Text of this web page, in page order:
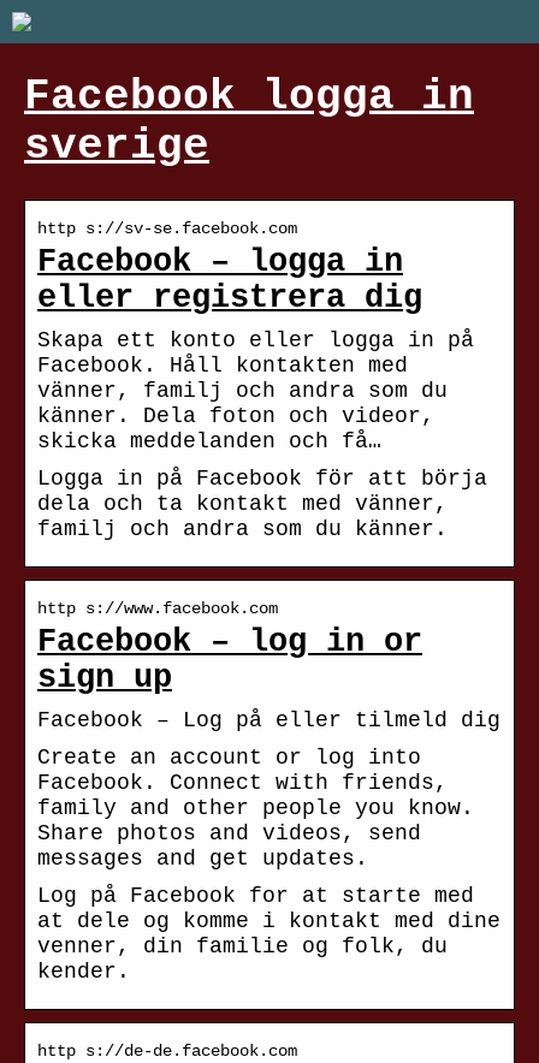
Facebook logga in
sverige
http s://sv-se.facebook.com
Facebook – logga in
eller registrera dig
Skapa ett konto eller logga in på
Facebook. Håll kontakten med
vänner, familj och andra som du
känner. Dela foton och videor,
skicka meddelanden och få…
Logga in på Facebook för att börja
dela och ta kontakt med vänner,
familj och andra som du känner.
http s://www.facebook.com
Facebook – log in or
sign up
Facebook – Log på eller tilmeld dig
Create an account or log into
Facebook. Connect with friends,
family and other people you know.
Share photos and videos, send
messages and get updates.
Log på Facebook for at starte med
at dele og komme i kontakt med dine
venner, din familie og folk, du
kender.
http s://de-de.facebook.com